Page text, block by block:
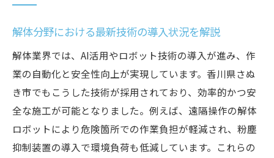
ト
最新解体技術がもたらす安全性向上とは
最新の解体技術が現場安全性に与える影響
事故リスク低減に寄与する解体技術の仕組
み
香川県さぬき市で進む安全基準への対応策
現場従事者の安心を守る新しい解体設備の
解体分野における最新技術の導入状況を解説
解体業界では、AI活用やロボット技術の導入が進み、作
業の自動化と安全性向上が実現しています。香川県さぬ
き市でもこうした技術が採用されており、効率的かつ安
全な施工が可能となりました。例えば、遠隔操作の解体
ロボットにより危険箇所での作業負担が軽減され、粉塵
抑制装置の導入で環境負荷も低減しています。これらの